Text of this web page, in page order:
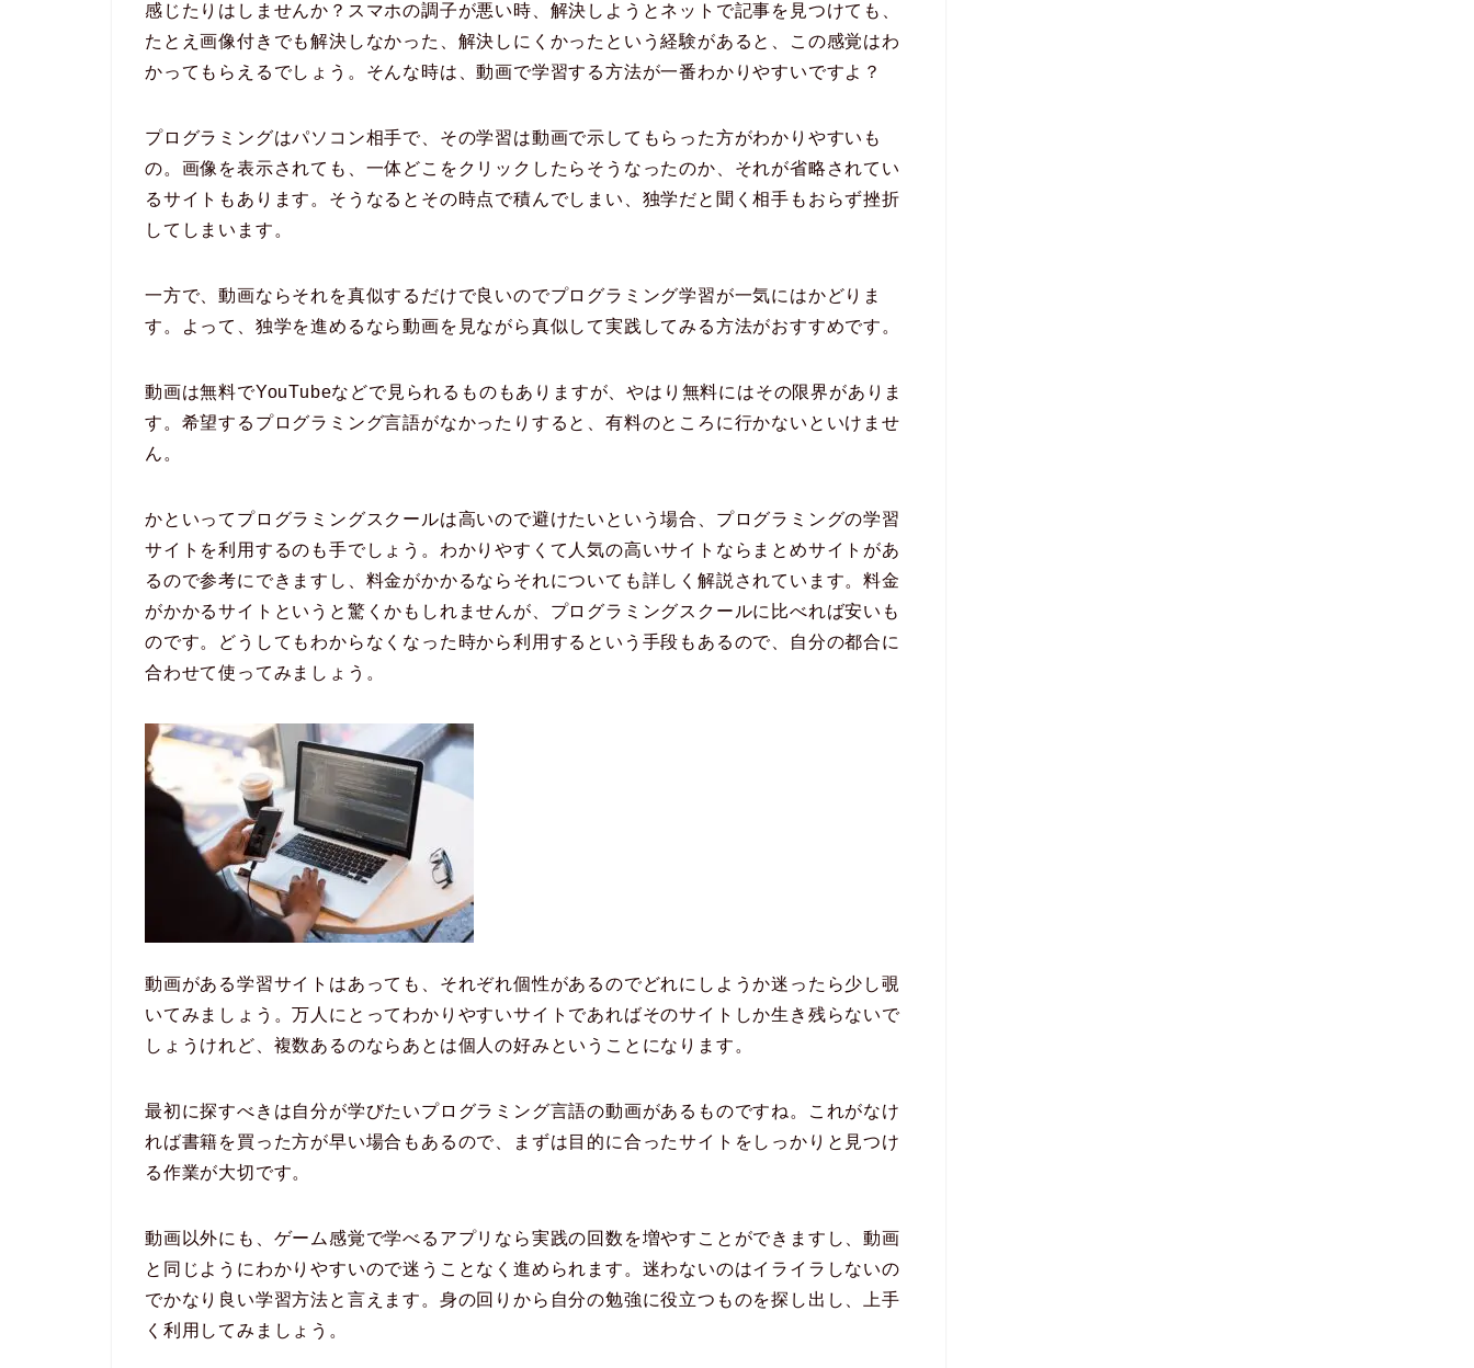
感じたりはしませんか？スマホの調子が悪い時、解決しようとネットで記事を見つけても、
たとえ画像付きでも解決しなかった、解決しにくかったという経験があると、この感覚はわ
かってもらえるでしょう。そんな時は、動画で学習する方法が一番わかりやすいですよ？
プログラミングはパソコン相手で、その学習は動画で示してもらった方がわかりやすいも
の。画像を表示されても、一体どこをクリックしたらそうなったのか、それが省略されてい
るサイトもあります。そうなるとその時点で積んでしまい、独学だと聞く相手もおらず挫折
してしまいます。
一方で、動画ならそれを真似するだけで良いのでプログラミング学習が一気にはかどりま
す。よって、独学を進めるなら動画を見ながら真似して実践してみる方法がおすすめです。
動画は無料でYouTubeなどで見られるものもありますが、やはり無料にはその限界がありま
す。希望するプログラミング言語がなかったりすると、有料のところに行かないといけませ
ん。
かといってプログラミングスクールは高いので避けたいという場合、プログラミングの学習
サイトを利用するのも手でしょう。わかりやすくて人気の高いサイトならまとめサイトがあ
るので参考にできますし、料金がかかるならそれについても詳しく解説されています。料金
がかかるサイトというと驚くかもしれませんが、プログラミングスクールに比べれば安いも
のです。どうしてもわからなくなった時から利用するという手段もあるので、自分の都合に
合わせて使ってみましょう。
動画がある学習サイトはあっても、それぞれ個性があるのでどれにしようか迷ったら少し覗
いてみましょう。万人にとってわかりやすいサイトであればそのサイトしか生き残らないで
しょうけれど、複数あるのならあとは個人の好みということになります。
最初に探すべきは自分が学びたいプログラミング言語の動画があるものですね。これがなけ
れば書籍を買った方が早い場合もあるので、まずは目的に合ったサイトをしっかりと見つけ
る作業が大切です。
動画以外にも、ゲーム感覚で学べるアプリなら実践の回数を増やすことができますし、動画
と同じようにわかりやすいので迷うことなく進められます。迷わないのはイライラしないの
でかなり良い学習方法と言えます。身の回りから自分の勉強に役立つものを探し出し、上手
く利用してみましょう。